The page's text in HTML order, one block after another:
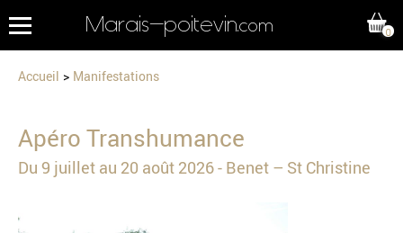
Marais-poitevin.com 0
Accueil Manifestations
Apéro Transhumance
Du 9 juillet au 20 août 2026 - Benet – St Christine